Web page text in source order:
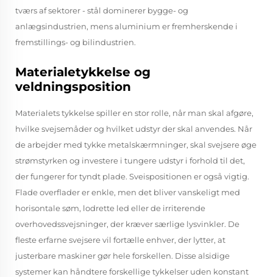
tværs af sektorer - stål dominerer bygge- og
anlægsindustrien, mens aluminium er fremherskende i
fremstillings- og bilindustrien.
Materialetykkelse og
veldningsposition
Materialets tykkelse spiller en stor rolle, når man skal afgøre,
hvilke svejsemåder og hvilket udstyr der skal anvendes. Når
de arbejder med tykke metalskærmninger, skal svejsere øge
strømstyrken og investere i tungere udstyr i forhold til det,
der fungerer for tyndt plade. Sveispositionen er også vigtig.
Flade overflader er enkle, men det bliver vanskeligt med
horisontale søm, lodrette led eller de irriterende
overhovedssvejsninger, der kræver særlige lysvinkler. De
fleste erfarne svejsere vil fortælle enhver, der lytter, at
justerbare maskiner gør hele forskellen. Disse alsidige
systemer kan håndtere forskellige tykkelser uden konstant